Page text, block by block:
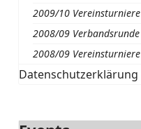
2009/10 Vereinsturniere
2008/09 Verbandsrunde
2008/09 Vereinsturniere
Datenschutzerklärung